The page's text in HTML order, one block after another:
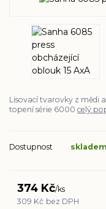
Lisovací tvarovky z mědi
topení série 6000 celý
Dostupnost skladem
374 Kč/ks
309 Kč bez DPH